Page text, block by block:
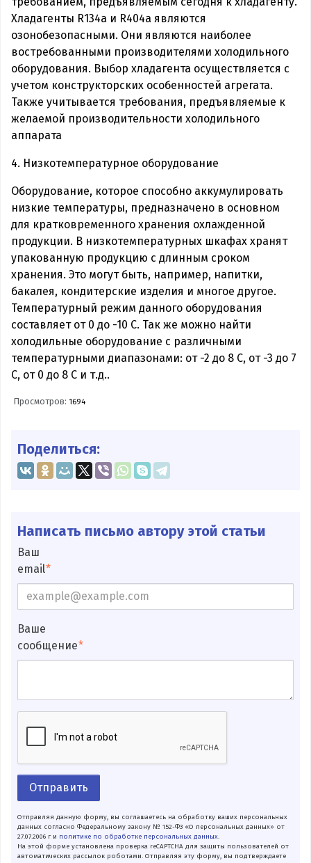
Хладагенты R134a и R404a являются
озонобезопасными. Они являются наиболее
востребованными производителями холодильного
оборудования. Выбор хладагента осуществляется с
учетом конструкторских особенностей агрегата.
Также учитывается требования, предъявляемые к
желаемой производительности холодильного
аппарата
4. Низкотемпературное оборудование
Оборудование, которое способно аккумулировать
низкие температуры, предназначено в основном
для кратковременного хранения охлажденной
продукции. В низкотемпературных шкафах хранят
упакованную продукцию с длинным сроком
хранения. Это могут быть, например, напитки,
бакалея, кондитерские изделия и многое другое.
Температурный режим данного оборудования
составляет от 0 до -10 С. Так же можно найти
холодильные оборудование с различными
температурными диапазонами: от -2 до 8 С, от -3 до 7
С, от 0 до 8 С и т.д..
Просмотров:1694
Поделиться:
Написать письмо автору этой статьи
Ваш
email
Ваше
сообщение
Отправить
Отправляя данную форму, вы соглашаетесь на обработку ваших персональных
данных согласно Федеральному закону № 152-ФЗ «О персональных данных» от
27.07.2006 г и политике по обработке персональных данных.
На этой форме установлена проверка reCAPTCHA для защиты пользователей от
автоматических рассылок роботами. Отправляя эту форму, вы подтверждаете